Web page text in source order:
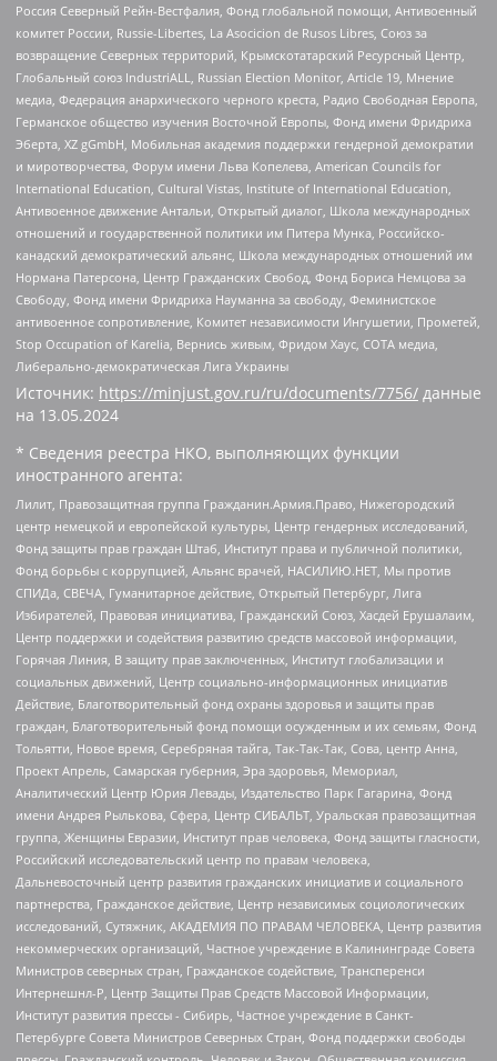
Россия Северный Рейн-Вестфалия, Фонд глобальной помощи, Антивоенный
комитет России, Russie-Libertes, La Asocicion de Rusos Libres, Союз за
возвращение Северных территорий, Крымскотатарский Ресурсный Центр,
Глобальный союз IndustriALL, Russian Election Monitor, Article 19, Мнение
медиа, Федерация анархического черного креста, Радио Свободная Европа,
Германское общество изучения Восточной Европы, Фонд имени Фридриха
Эберта, XZ gGmbH, Мобильная академия поддержки гендерной демократии
и миротворчества, Форум имени Льва Копелева, American Councils for
International Education, Cultural Vistas, Institute of International Education,
Антивоенное движение Антальи, Открытый диалог, Школа международных
отношений и государственной политики им Питера Мунка, Российско-
канадский демократический альянс, Школа международных отношений им
Нормана Патерсона, Центр Гражданских Свобод, Фонд Бориса Немцова за
Свободу, Фонд имени Фридриха Науманна за свободу, Феминистское
антивоенное сопротивление, Комитет независимости Ингушетии, Прометей,
Stop Occupation of Karelia, Вернись живым, Фридом Хаус, СОТА медиа,
Либерально-демократическая Лига Украины
Источник: https://minjust.gov.ru/ru/documents/7756/ данные
на 13.05.2024
* Сведения реестра НКО, выполняющих функции
иностранного агента:
Лилит, Правозащитная группа Гражданин.Армия.Право, Нижегородский
центр немецкой и европейской культуры, Центр гендерных исследований,
Фонд защиты прав граждан Штаб, Институт права и публичной политики,
Фонд борьбы с коррупцией, Альянс врачей, НАСИЛИЮ.НЕТ, Мы против
СПИДа, СВЕЧА, Гуманитарное действие, Открытый Петербург, Лига
Избирателей, Правовая инициатива, Гражданский Союз, Хасдей Ерушалаим,
Центр поддержки и содействия развитию средств массовой информации,
Горячая Линия, В защиту прав заключенных, Институт глобализации и
социальных движений, Центр социально-информационных инициатив
Действие, Благотворительный фонд охраны здоровья и защиты прав
граждан, Благотворительный фонд помощи осужденным и их семьям, Фонд
Тольятти, Новое время, Серебряная тайга, Так-Так-Так, Сова, центр Анна,
Проект Апрель, Самарская губерния, Эра здоровья, Мемориал,
Аналитический Центр Юрия Левады, Издательство Парк Гагарина, Фонд
имени Андрея Рылькова, Сфера, Центр СИБАЛЬТ, Уральская правозащитная
группа, Женщины Евразии, Институт прав человека, Фонд защиты гласности,
Российский исследовательский центр по правам человека,
Дальневосточный центр развития гражданских инициатив и социального
партнерства, Гражданское действие, Центр независимых социологических
исследований, Сутяжник, АКАДЕМИЯ ПО ПРАВАМ ЧЕЛОВЕКА, Центр развития
некоммерческих организаций, Частное учреждение в Калининграде Совета
Министров северных стран, Гражданское содействие, Трансперенси
Интернешнл-Р, Центр Защиты Прав Средств Массовой Информации,
Институт развития прессы - Сибирь, Частное учреждение в Санкт-
Петербурге Совета Министров Северных Стран, Фонд поддержки свободы